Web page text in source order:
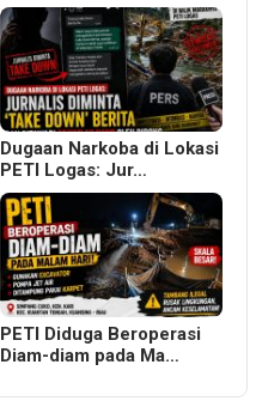
Dugaan Narkoba di Lokasi
PETI Logas: Jur…
PETI Diduga Beroperasi
Diam-diam pada Ma…